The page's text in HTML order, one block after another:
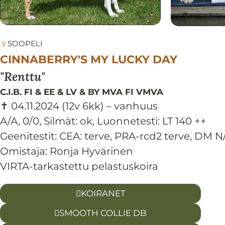
♀ SOOPELI
CINNABERRY'S MY LUCKY DAY
Renttu
C.I.B. FI & EE & LV & BY MVA FI VMVA
✝ 04.11.2024 (12v 6kk) – vanhuus
A/A, 0/0, Silmät: ok, Luonnetesti: LT 140 ++
Geenitestit: CEA: terve, PRA-rcd2 terve, DM
Omistaja: Ronja Hyvärinen
VIRTA-tarkastettu pelastuskoira
KOIRANET
SMOOTH COLLIE DB